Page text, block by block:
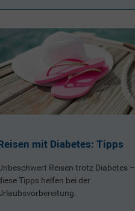
mit Diabetes: Tipps
Reisen trotz Diabetes –
Tipps helfen bei der